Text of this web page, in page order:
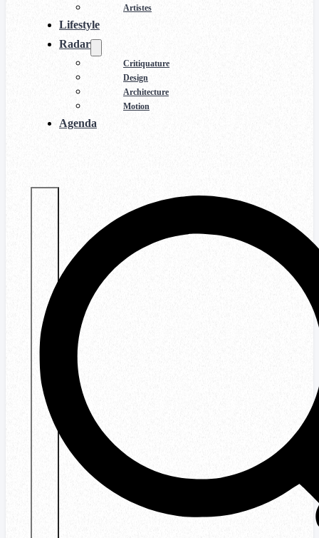
Artistes
Lifestyle
Radar
Critiquature
Design
Architecture
Motion
Agenda